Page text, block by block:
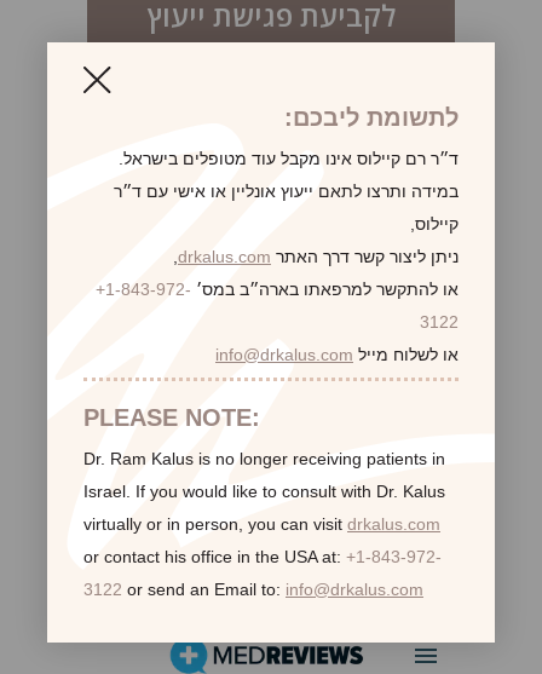
לקביעת פגישת ייעוץ
לקוחות ממליצות:
לתשומת ליבכם:
ד״ר רם קיילוס אינו מקבל עוד מטופלים בישראל.
במידה ותרצו לתאם ייעוץ אונליין או אישי עם ד״ר
קיילוס,
ניתן ליצור קשר דרך האתר drkalus.com
או להתקשר למרפאתו בארה״ב במס׳ +1-843-972-
3122
או לשלוח מייל info@drkalus.com
PLEASE NOTE:
Dr. Ram Kalus is no longer receiving patients in
Israel. If you would like to consult with Dr. Kalus
virtually or in person, you can visit drkalus.com
or contact his office in the USA at: +1-843-972-
3122 or send an Email to: info@drkalus.com